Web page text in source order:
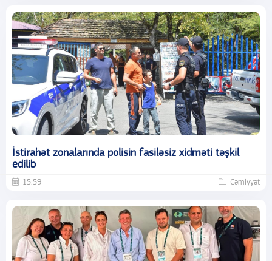
İstirahət zonalarında polisin fasiləsiz xidməti təşkil
edilib
15:59 Cəmiyyət